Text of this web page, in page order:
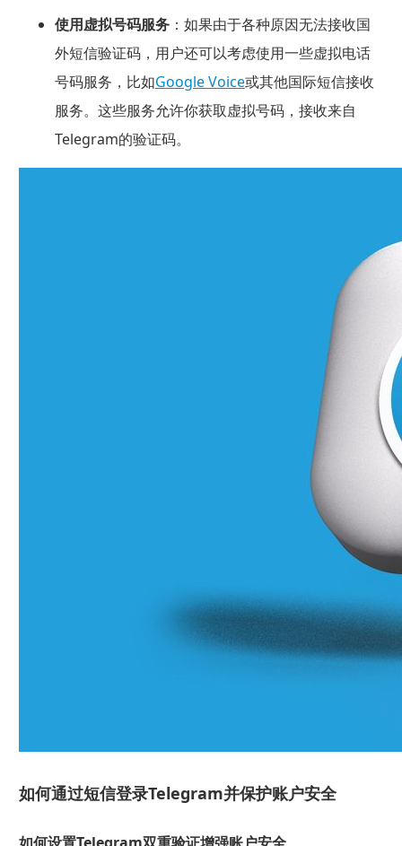
使用虚拟号码服务：如果由于各种原因无法接收国
外短信验证码，用户还可以考虑使用一些虚拟电话
号码服务，比如Google Voice或其他国际短信接收
服务。这些服务允许你获取虚拟号码，接收来自
Telegram的验证码。
如何通过短信登录Telegram并保护账户安全